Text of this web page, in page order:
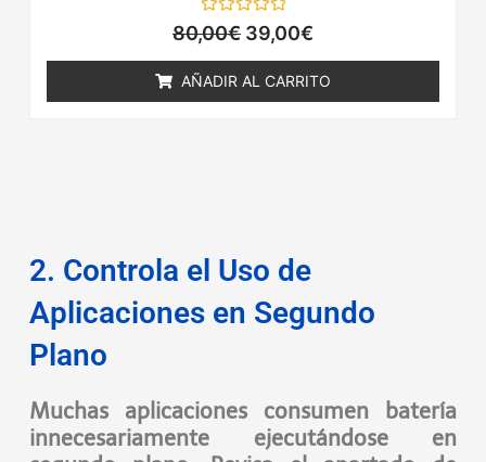
Valorado
con
de
5
80,00€ 39,00€
AÑADIR AL CARRITO
2. Controla el Uso de
Aplicaciones en Segundo
Plano
Muchas aplicaciones consumen batería
innecesariamente ejecutándose en